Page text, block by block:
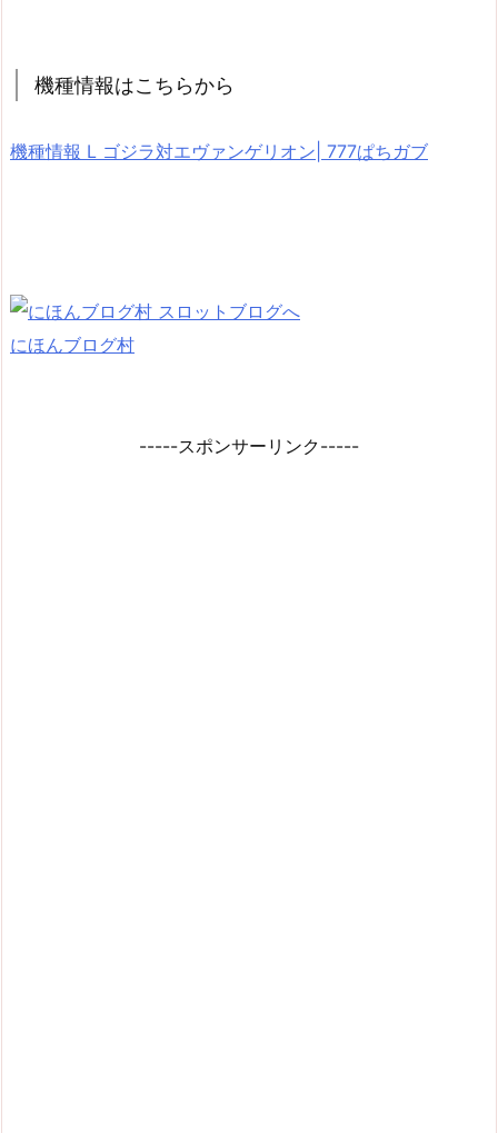
機種情報はこちらから
機種情報 L ゴジラ対エヴァンゲリオン| 777ぱちガブ
にほんブログ村
-----スポンサーリンク-----